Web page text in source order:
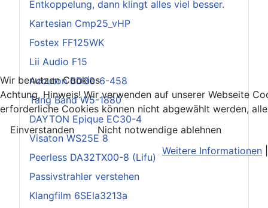
Entkoppelung, dann klingt alles viel besser.
Kartesian Cmp25_vHP
Fostex FF125WK
Lii Audio F15
Accuton BD30-6-458
Tang Band W5-1880
DAYTON Epique EC30-4
Visaton WS25E 8
Peerless DA32TX00-8 (Lifu)
Passivstrahler verstehen
Klangfilm 6SEla3213a
Wir benutzen Cookies
Achtung, Hinweis! Wir verwenden auf unserer Webseite
erforderliche Cookies können nicht abgewählt werden,
Einverstanden
Nicht notwendige ablehnen
Weitere Informationen